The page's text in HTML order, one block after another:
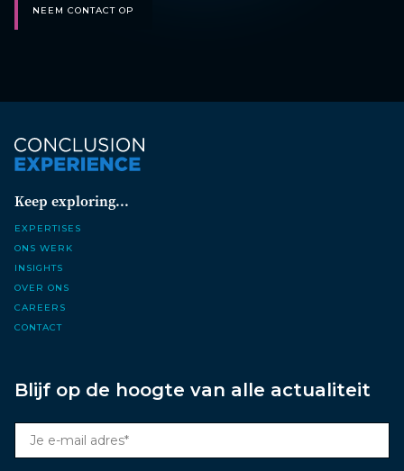
NEEM CONTACT OP
Keep exploring...
Expertises
Ons werk
Insights
Over ons
Careers
Contact
Blijf op de hoogte van alle actualiteit